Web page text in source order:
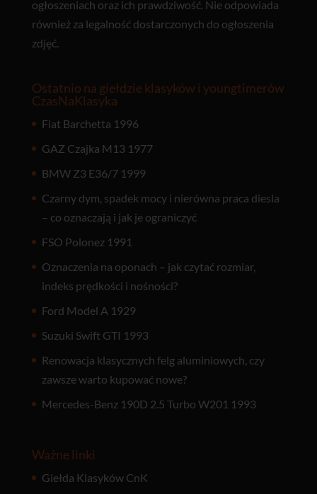
ogłoszeniach oraz ich prawdziwość. Nie odpowiada
również za legalność dostarczonych do ogłoszenia
zdjęć.
Ostatnio na giełdzie klasyków i youngtimerów
CzasNaKlasyka
Fiat Barchetta 1996
GAZ Czajka M13 1977
BMW Z3 E36/7 1999
Czarny dym, spadek mocy i nierówna praca diesla
– co oznaczają i jak je ograniczyć
FSO Polonez 1991
Oznaczenia na oponach – jak czytać rozmiar,
indeks prędkości i nośności?
Ford Model A 1929
Suzuki Swift GTI 1993
Renowacja klasycznych felg aluminiowych, czy
zawsze warto kupować nowe?
Mercedes-Benz 190D 2.5 Turbo W201 1993
Ważne linki
Giełda Klasyków CnK